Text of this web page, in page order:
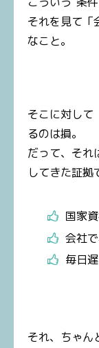
それを見て「
なこと。
そこに対して
るのは損。
だって、それ
してきた証拠
国家
会社
毎日
それ、ちゃん